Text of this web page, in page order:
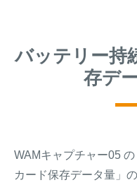
バッテリー持
存デ
WAMキャプチャー05
カード保存データ量」